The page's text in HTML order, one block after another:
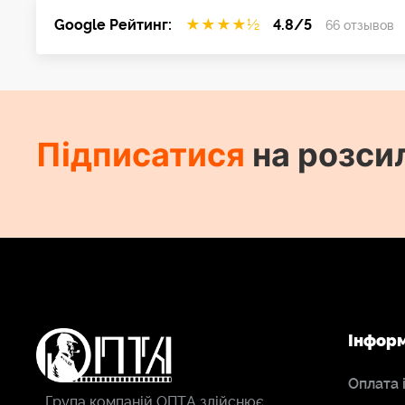
Google Рейтинг: ★ ★ ★ ★½ 4.8/5 66 отзывов
Підписатися на
Група компаній ОПТА здійснює
Оплата